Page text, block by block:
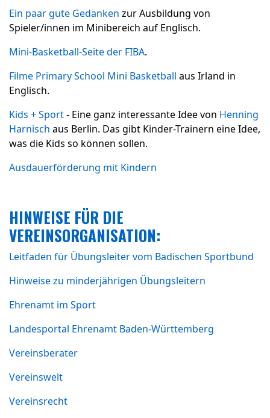
Ein paar gute Gedanken zur Ausbildung von
Spieler/innen im Minibereich auf Englisch.
Mini-Basketball-Seite der FIBA.
Filme Primary School Mini Basketball aus Irland in
Englisch.
Kids + Sport- Eine ganz interessante Idee von Henning
Harnisch aus Berlin. Das gibt Kinder-Trainern eine Idee,
was die Kids so können sollen.
Ausdauerförderung mit Kindern
HINWEISE FÜR DIE
VEREINSORGANISATION:
Leitfaden für Übungsleiter vom Badischen Sportbund
Hinweise zu minderjährigen Übungsleitern
Ehrenamt im Sport
Landesportal Ehrenamt Baden-Württemberg
Vereinsberater
Vereinswelt
Vereinsrecht